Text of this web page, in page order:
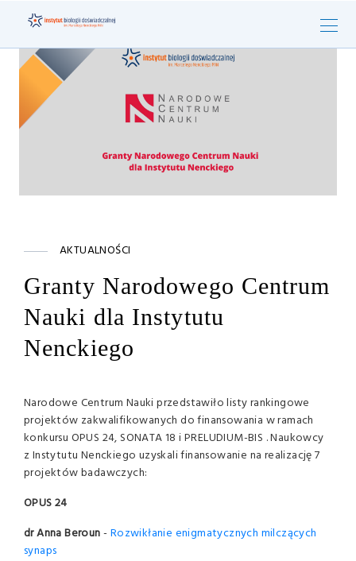
AKTUALNOŚCI
Granty Narodowego Centrum
Nauki dla Instytutu
Nenckiego
Narodowe Centrum Nauki przedstawiło listy rankingowe
projektów zakwalifikowanych do finansowania w ramach
konkursu OPUS 24, SONATA 18 i PRELUDIUM-BIS . Naukowcy
z Instytutu Nenckiego uzyskali finansowanie na realizację 7
projektów badawczych:
OPUS 24
dr Anna Beroun- Rozwikłanie enigmatycznych milczących
synaps